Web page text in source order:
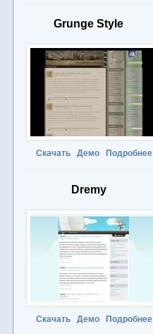
Grunge Style
Скачать Демо Подробнее
Dremy
Скачать Демо Подробнее